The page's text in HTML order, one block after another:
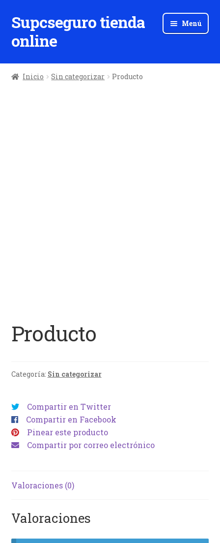
Ir
a
la
Ir
al
contenido
Supcseguro tienda
online
Menú
Inicio Sin categorizar Producto
Producto
Categoría: Sin categorizar
Compartir en Twitter
Compartir en Facebook
Pinear este producto
Compartir por correo electrónico
Valoraciones (0)
Valoraciones